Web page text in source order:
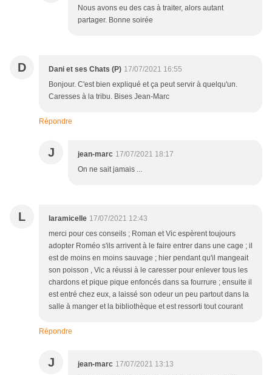
Nous avons eu des cas à traiter, alors autant
partager. Bonne soirée
D Dani et ses Chats (P) 17/07/2021 16:55
Bonjour. C'est bien expliqué et ça peut servir à quelqu'un.
Caresses à la tribu. Bises Jean-Marc
Répondre
J jean-marc 17/07/2021 18:17
On ne sait jamais ...
L laramicelle 17/07/2021 12:43
merci pour ces conseils ; Roman et Vic espèrent toujours
adopter Roméo s'ils arrivent à le faire entrer dans une cage ; il
est de moins en moins sauvage ; hier pendant qu'il mangeait
son poisson , Vic a réussi à le caresser pour enlever tous les
chardons et pique pique enfoncés dans sa fourrure ; ensuite il
est entré chez eux, a laissé son odeur un peu partout dans la
salle à manger et la bibliothèque et est ressorti tout courant
Répondre
J jean-marc 17/07/2021 13:13